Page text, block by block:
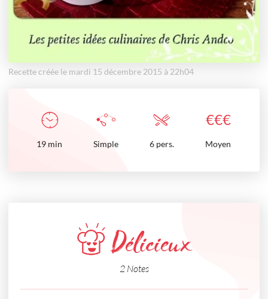
Recette créée le mardi 15 décembre 2015 à 22h04
€€€
19 min Simple 6 pers. Moyen
Délicieux
2 Notes